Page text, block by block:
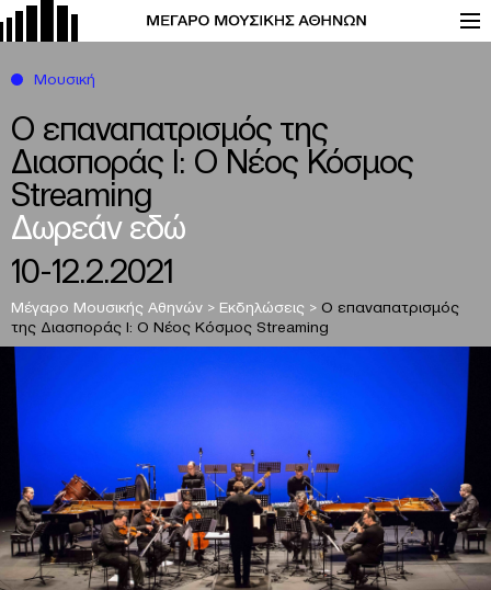
Ο επαναπατρισμός της
Διασποράς Ι: Ο Νέος Κόσμος
Streaming
Δωρεάν εδώ
10-12.2.2021
Μέγαρο Μουσικής Αθηνών > Εκδηλώσεις > Ο επαναπατρισμός
της Διασποράς Ι: Ο Νέος Κόσμος Streaming
Μουσική